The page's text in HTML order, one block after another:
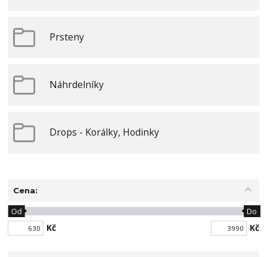
Prsteny
Náhrdelníky
Drops - Korálky, Hodinky
Cena:
Kč
Od Do
Kč